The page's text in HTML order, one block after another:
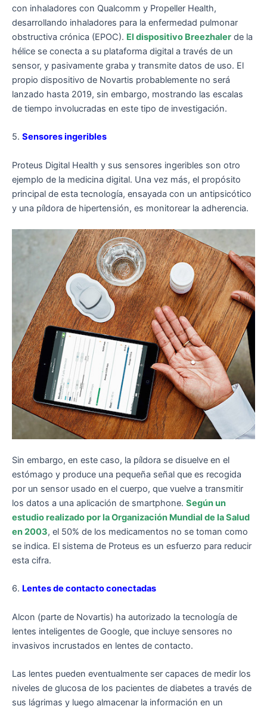
con inhaladores con Qualcomm y Propeller Health,
desarrollando inhaladores para la enfermedad pulmonar
obstructiva crónica (EPOC). El dispositivo Breezhaler de la
hélice se conecta a su plataforma digital a través de un
sensor, y pasivamente graba y transmite datos de uso. El
propio dispositivo de Novartis probablemente no será
lanzado hasta 2019, sin embargo, mostrando las escalas
de tiempo involucradas en este tipo de investigación.
5. Sensores ingeribles
Proteus Digital Health y sus sensores ingeribles son otro
ejemplo de la medicina digital. Una vez más, el propósito
principal de esta tecnología, ensayada con un antipsicótico
y una píldora de hipertensión, es monitorear la adherencia.
Sin embargo, en este caso, la píldora se disuelve en el
estómago y produce una pequeña señal que es recogida
por un sensor usado en el cuerpo, que vuelve a transmitir
los datos a una aplicación de smartphone. Según un
estudio realizado por la Organización Mundial de la Salud
en 2003, el 50% de los medicamentos no se toman como
se indica. El sistema de Proteus es un esfuerzo para reducir
esta cifra.
6. Lentes de contacto conectadas
Alcon (parte de Novartis) ha autorizado la tecnología de
lentes inteligentes de Google, que incluye sensores no
invasivos incrustados en lentes de contacto.
Las lentes pueden eventualmente ser capaces de medir los
niveles de glucosa de los pacientes de diabetes a través de
sus lágrimas y luego almacenar la información en un